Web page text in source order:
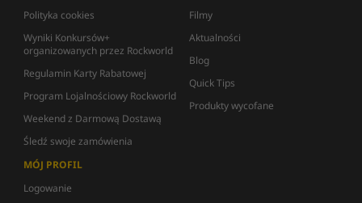
Polityka cookies
Wyniki Konkursów+
organizowanych przez Rockworld
Regulamin Karty Rabatowej
Program Lojalnościowy Rockworld
Weekend z Darmową Dostawą
Śledź swoje zamówienia
Filmy
Aktualności
Blog
Quick Tips
Produkty wycofane
MÓJ PROFIL
Logowanie